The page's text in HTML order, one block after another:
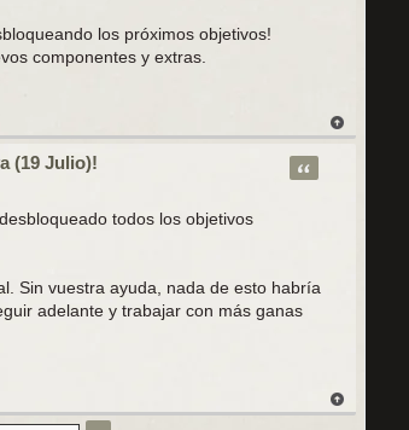
los próximos objetivos!
componentes y extras.
(19 Julio)! Citar
todos los objetivos
Sin vuestra ayuda, nada de esto habría
adelante y trabajar con más ganas